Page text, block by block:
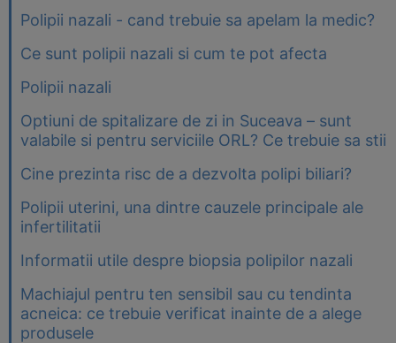
Polipii nazali - cand trebuie sa apelam la medic?
Ce sunt polipii nazali si cum te pot afecta
Polipii nazali
Optiuni de spitalizare de zi in Suceava – sunt
valabile si pentru serviciile ORL? Ce trebuie sa stii
Cine prezinta risc de a dezvolta polipi biliari?
Polipii uterini, una dintre cauzele principale ale
infertilitatii
Informatii utile despre biopsia polipilor nazali
Machiajul pentru ten sensibil sau cu tendinta
acneica: ce trebuie verificat inainte de a alege
produsele